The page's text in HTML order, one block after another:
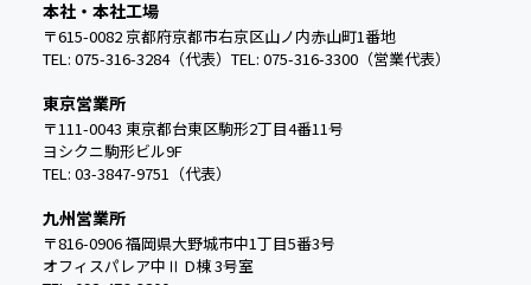
本社・本社工場
〒615-0082 京都府京都市右京区山ノ内赤山町1番地
TEL: 075-316-3284（代表） TEL: 075-316-3300（営業代表）
東京営業所
〒111-0043 東京都台東区駒形2丁目4番11号
ヨシクニ駒形ビル9F
TEL: 03-3847-9751（代表）
九州営業所
〒816-0906 福岡県大野城市中1丁目5番3号
オフィスパレア中Ⅱ D棟 3号室